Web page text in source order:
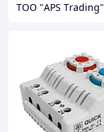
ТОО "APS Тrading"